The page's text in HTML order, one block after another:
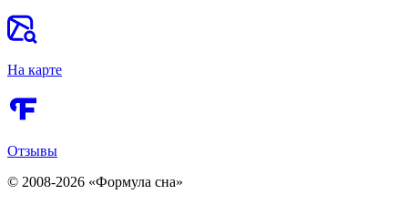
На карте
Отзывы
© 2008-2026 «Формула сна»